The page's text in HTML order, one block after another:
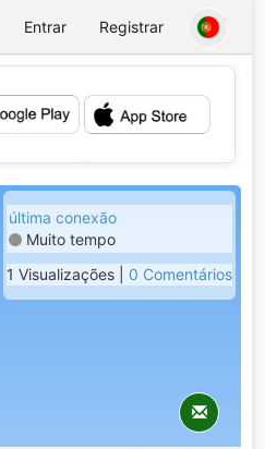
Entrar Registrar
💕
última conexão
Muito tempo
1 Visualizações | 0 Comentários